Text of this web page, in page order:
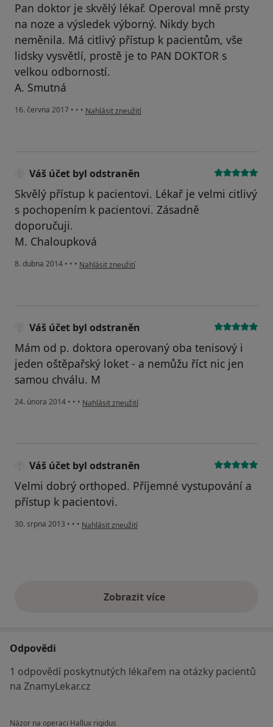
Pan doktor je skvělý lékař. Operoval mně prsty
na noze a výsledek výborný. Nikdy bych
neměnila. Má citlivý přístup k pacientům, vše
lidsky vysvětlí, prostě je to PAN DOKTOR s
velkou odborností.
A. Smutná
16. června 2017 • • • podle názoru uživatele Váš účet byl odstraněn
Nahlásit zneužití
Váš účet byl odstraněn
Skvělý přístup k pacientovi. Lékař je velmi citlivý
s pochopením k pacientovi. Zásadně
doporučuji.
M. Chaloupková
8. dubna 2014 • • • podle názoru uživatele Váš účet byl odstraněn
Nahlásit zneužití
Váš účet byl odstraněn
Mám od p. doktora operovaný oba tenisový i
jeden oštěpařský loket - a nemůžu říct nic jen
samou chválu. M
24. února 2014 • • • podle názoru uživatele Váš účet byl odstraněn
Nahlásit zneužití
Váš účet byl odstraněn
Velmi dobrý orthoped. Příjemné vystupování a
přístup k pacientovi.
30. srpna 2013 • • • podle názoru uživatele Váš účet byl odstraněn
Nahlásit zneužití
Zobrazit vícevýše uvedené názory
Odpovědi
1 odpovědí poskytnutých lékařem na otázky pacientů
na ZnamyLekar.cz
Názor na operaci Hallux rigidus